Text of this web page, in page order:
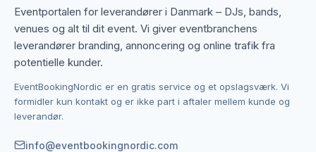
nabobyer, der gerne dækker området. Det giver flere
muligheder, hvis du har en bestemt stil, et bestemt
budget eller en speciel ramme i tankerne.
enkelte leverandør af lydudlejning.
EventBookingNordic er en åben portal – vi tager
egne vilkår. Det giver mulighed for at forhandle pris,
Eventportalen for leverandører i Danmark – DJs, bands,
venues og alt til dit event. Vi giver eventbranchens
leverandører branding, annoncering og online trafik fra
potentielle kunder.
EventBookingNordic er en gratis service og et opslagsværk. Vi
formidler kun kontakt og er ikke part i aftaler mellem kunde og
leverandør.
info@eventbookingnordic.com